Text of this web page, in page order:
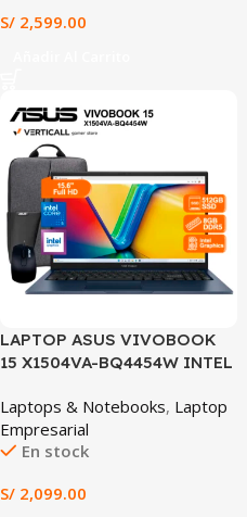
S/ 2,599.00
LAPTOP ASUS VIVOBOOK
15 X1504VA-BQ4454W INTEL
SSD INTEL GRAPHICS 15.6″
FHD WINDOWS 11 HOME +
MOCHILA Y MOUSE ASUS
Laptops & Notebooks, Laptop
Empresarial
En stock
S/ 2,099.00